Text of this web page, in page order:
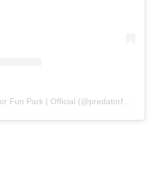
A post shared by Predator Fun Park | Official (@predatorfunpark)